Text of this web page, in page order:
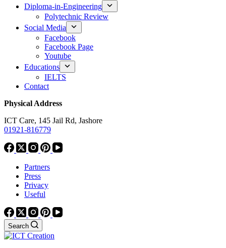
Diploma-in-Engineering
Polytechnic Review
Social Media
Facebook
Facebook Page
Youtube
Educations
IELTS
Contact
Physical Address
ICT Care, 145 Jail Rd, Jashore
01921-816779
Partners
Press
Privacy
Useful
Search